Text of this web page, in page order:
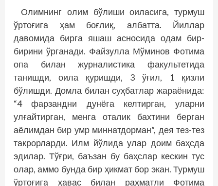
Олимнинг олим бўлиши оиласига, турмуш
ўртоғига ҳам боғлиқ, албатта. Йиллар
давомида бирга яшаш асносида одам бир-
бирини ўрганади. Файзулла Мўминов Фотима
опа билан журналистика факультетида
танишди, оила қуришди, 3 ўғил, 1 қизли
бўлишди. Домла билан суҳбатлар жараёнида:
“4 фарзандни дунёга келтирган, уларни
улғайтирган, менга оталик бахтини берган
аёлимдан бир умр миннатдорман”, дея тез-тез
такрорларди. Илм йўлида улар доим баҳсда
эдилар. Тўғри, баъзан бу баҳслар кескин тус
олар, аммо бунда бир ҳикмат бор экан. Турмуш
ўртоғига ҳавас билан раҳматли Фотима